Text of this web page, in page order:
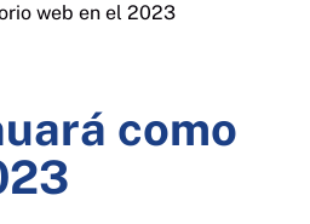
web en el 2023
como